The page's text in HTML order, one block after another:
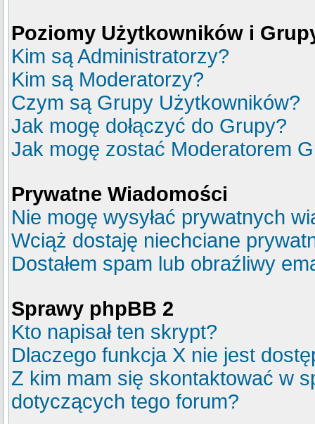
Poziomy Użytkowników i
Kim są Administratorzy?
Kim są Moderatorzy?
Czym są Grupy Użytkowników?
Jak mogę dołączyć do Grupy?
Jak mogę zostać Moderatorem
Prywatne Wiadomości
Nie mogę wysyłać prywatnych
Wciąż dostaję niechciane
Dostałem spam lub obraźliwy
Sprawy phpBB 2
Kto napisał ten skrypt?
Dlaczego funkcja X nie jest
Z kim mam się skontaktować w
dotyczących tego forum?